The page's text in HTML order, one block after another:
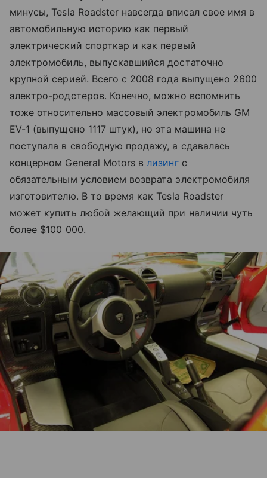
минусы, Tesla Roadster навсегда вписал свое имя в
автомобильную историю как первый
электрический спорткар и как первый
электромобиль, выпускавшийся достаточно
крупной серией. Всего с 2008 года выпущено 2600
электро-родстеров. Конечно, можно вспомнить
тоже относительно массовый электромобиль GM
EV-1 (выпущено 1117 штук), но эта машина не
поступала в свободную продажу, а сдавалась
концерном General Motors влизингс
обязательным условием возврата электромобиля
изготовителю. В то время как Tesla Roadster
может купить любой желающий при наличии чуть
более $100 000.